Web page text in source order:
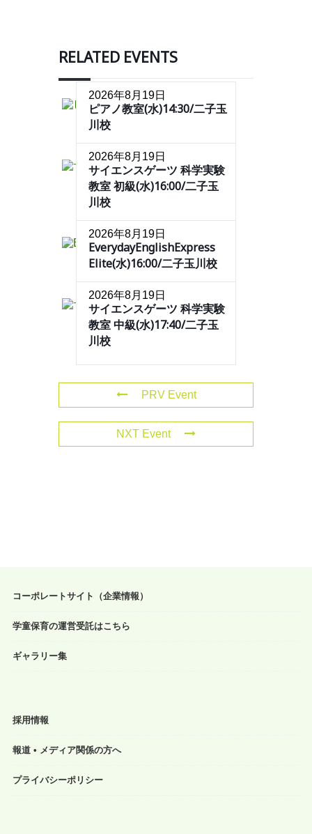
RELATED EVENTS
2026年8月19日
ピアノ教室(水)14:30/二子玉
川校
2026年8月19日
サイエンスゲーツ 科学実験
教室 初級(水)16:00/二子玉
川校
2026年8月19日
EverydayEnglishExpress
Elite(水)16:00/二子玉川校
2026年8月19日
サイエンスゲーツ 科学実験
教室 中級(水)17:40/二子玉
川校
PRV Event
NXT Event
コーポレートサイト（企業情報）
学童保育の運営受託はこちら
ギャラリー集
採用情報
報道 • メディア関係の方へ
プライバシーポリシー